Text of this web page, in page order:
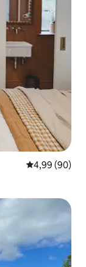
4,99 de uma
4,99 (90)